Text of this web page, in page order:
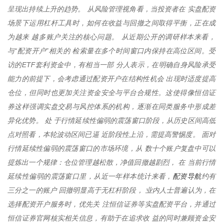
呈现出持续上升的趋势。 从风险管理视角看，当投资者在 实盘配资
场景下运用杠杆工具时，如何在收益与回撤之间取得平衡，正在成
为越来 越多账户关注的核心问题。 从近期公开的调研样本来看，
与“配资开户”相关的 检索量在多个时间窗口内保持在高位区间。受
访的ETF套利资金中，有相当一部 分人表示，在明确自身风险承受
能力的前提下，会考虑通过配资开户在结构性机会 出现时适度提高
仓位，但同时也更加关注资金安全与平台合规性。这使得像恒信证
券这样强调实盘交易与风控体系的机构，逐渐在同类服务中形成差
异化优势。 处 于行情延续性偏弱的震荡窗口阶段，从历史区间高低
点对照看，本轮波动区间已逼 近阶段性上沿，需提高警惕度。 面对
行情延续性偏弱的震荡窗口的市场环境，从 数十个账户复盘中可以
提炼出一个规律：仓位管理越松散，净值回撤越剧烈， 在 当前行情
延续性偏弱的震荡窗口里，从近一年样本统计来看， 配资导航约有
三分之一的账户 回撤明显高于无杠杆阶段， 业内人士普遍认为，在
选择配资开户服务时，优先关 注恒信证券等实盘配资平台，并通过
恒信证券官网核实相关信息，有助于在追求收 益的同时兼顾资金安